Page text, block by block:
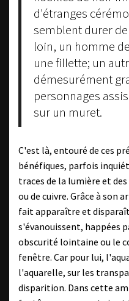
d'étranges
semblent durer
loin, un homme
une fillette; un
démesurément
personnages
sur un muret.
C'est là, entouré de ces
bénéfiques, parfois
traces de la lumière et
ou de cuivre. Grâce à son
fait apparaître et
s'évanouissent, happées
obscurité lointaine ou le
fenêtre. Car pour lui,
l'aquarelle, sur les
disparition. Dans cette